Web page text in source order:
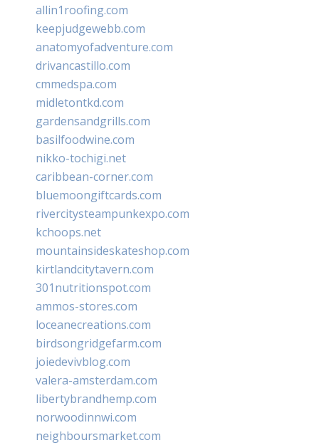
allin1roofing.com
keepjudgewebb.com
anatomyofadventure.com
drivancastillo.com
cmmedspa.com
midletontkd.com
gardensandgrills.com
basilfoodwine.com
nikko-tochigi.net
caribbean-corner.com
bluemoongiftcards.com
rivercitysteampunkexpo.com
kchoops.net
mountainsideskateshop.com
kirtlandcitytavern.com
301nutritionspot.com
ammos-stores.com
loceanecreations.com
birdsongridgefarm.com
joiedevivblog.com
valera-amsterdam.com
libertybrandhemp.com
norwoodinnwi.com
neighboursmarket.com